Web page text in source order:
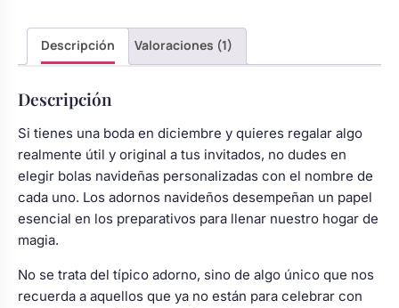
Descripción Valoraciones (1)
Descripción
Si tienes una boda en diciembre y quieres regalar algo
realmente útil y original a tus invitados, no dudes en
elegir bolas navideñas personalizadas con el nombre de
cada uno. Los adornos navideños desempeñan un papel
esencial en los preparativos para llenar nuestro hogar de
magia.
No se trata del típico adorno, sino de algo único que nos
recuerda a aquellos que ya no están para celebrar con